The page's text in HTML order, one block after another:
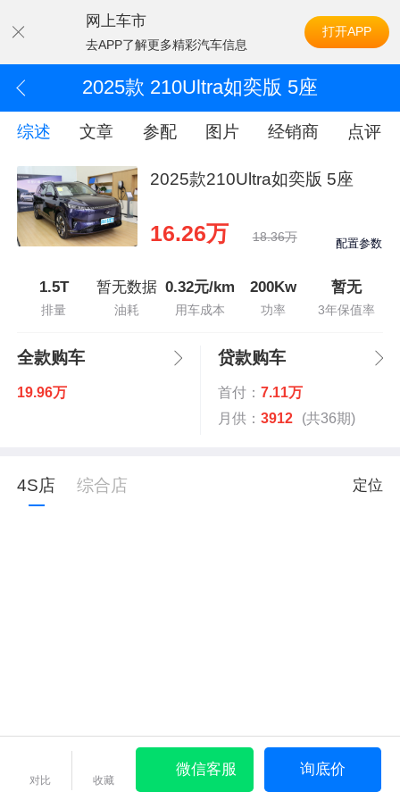
网上车市
去APP了解更多精彩汽车信息
打开APP
2025款 210Ultra如奕版 5座
综述 文章 参配 图片 经销商 点评
2025款210Ultra如奕版 5座
16.26万 18.36万 配置参数
1.5T
排量
暂无数据
油耗
0.32元/km
用车成本
200Kw
功率
暂无
3年保值率
全款购车
19.96万
贷款购车
首付： 7.11万
月供： 3912 (共36期)
4S店 综合店 定位
对比 收藏
微信客服 询底价